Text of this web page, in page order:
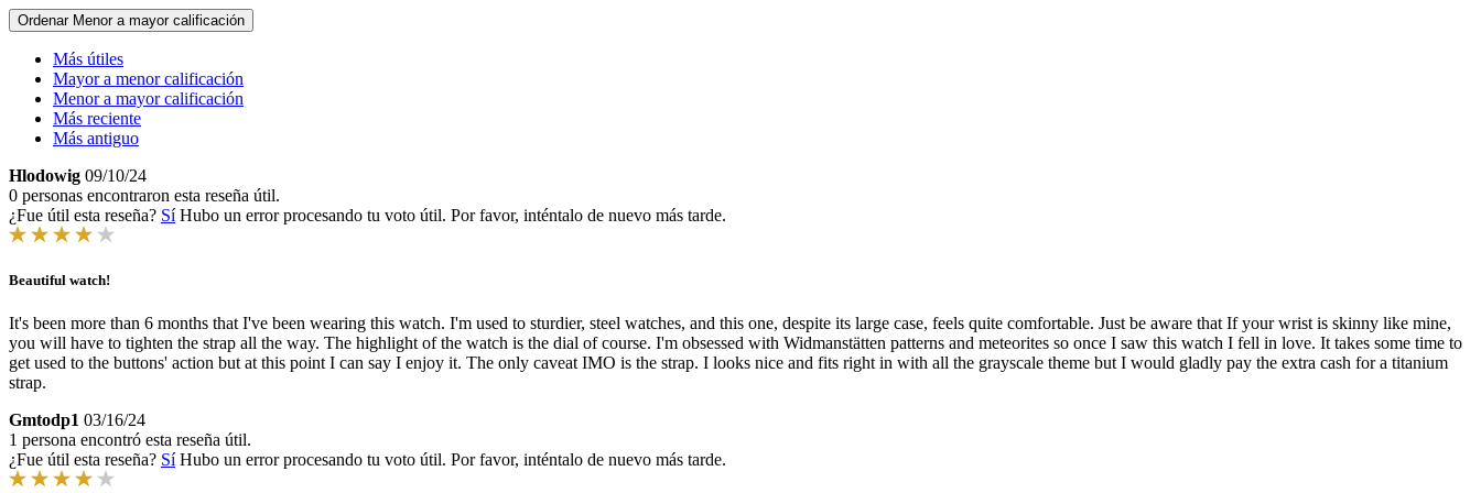
Ordenar Menor a mayor calificación
Más útiles
Mayor a menor calificación
Menor a mayor calificación
Más reciente
Más antiguo
Hlodowig 09/10/24
0 personas encontraron esta reseña útil.
¿Fue útil esta reseña? Sí Hubo un error procesando tu voto útil. Por favor, inténtalo de nuevo más tarde.
Beautiful watch!
It's been more than 6 months that I've been wearing this watch. I'm used to sturdier, steel watches, and this one, despite its large case, feels quite comfortable. Just be aware that If your wrist is skinny like mine,
you will have to tighten the strap all the way. The highlight of the watch is the dial of course. I'm obsessed with Widmanstätten patterns and meteorites so once I saw this watch I fell in love. It takes some time to
get used to the buttons' action but at this point I can say I enjoy it. The only caveat IMO is the strap. I looks nice and fits right in with all the grayscale theme but I would gladly pay the extra cash for a titanium
strap.
Gmtodp1 03/16/24
1 persona encontró esta reseña útil.
¿Fue útil esta reseña? Sí Hubo un error procesando tu voto útil. Por favor, inténtalo de nuevo más tarde.